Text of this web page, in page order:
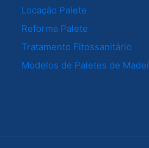
Locação Palete
Reforma Palete
Tratamento Fitossanitário
Modelos de Paletes de